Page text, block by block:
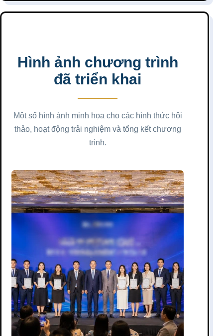
Hình ảnh chương trình
đã triển khai
Một số hình ảnh minh họa cho các hình thức hội
thảo, hoạt động trải nghiệm và tổng kết chương
trình.